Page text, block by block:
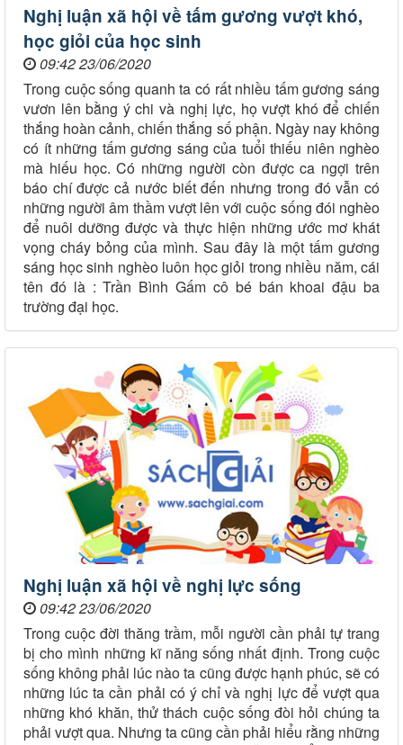
Nghị luận xã hội về tấm gương vượt khó,
học giỏi của học sinh
09:42 23/06/2020
Trong cuộc sống quanh ta có rất nhiều tấm gương sáng
vươn lên bằng ý chi và nghị lực, họ vượt khó để chiến
thắng hoàn cảnh, chiến thắng số phận. Ngày nay không
có ít những tấm gương sáng của tuổi thiếu niên nghèo
mà hiếu học. Có những người còn được ca ngợi trên
báo chí được cả nước biết đến nhưng trong đó vẫn có
những người âm thầm vượt lên với cuộc sống đói nghèo
để nuôi dưỡng được và thực hiện những ước mơ khát
vọng cháy bỏng của mình. Sau đây là một tấm gương
sáng học sinh nghèo luôn học giỏi trong nhiều năm, cái
tên đó là : Trần Bình Gấm cô bé bán khoai đậu ba
trường đại học.
Nghị luận xã hội về nghị lực sống
09:42 23/06/2020
Trong cuộc đời thăng trầm, mỗi người cần phải tự trang
bị cho mình những kĩ năng sống nhất định. Trong cuộc
sống không phải lúc nào ta cũng được hạnh phúc, sẽ có
những lúc ta cần phải có ý chỉ và nghị lực để vượt qua
những khó khăn, thử thách cuộc sống đòi hỏi chúng ta
phải vượt qua. Nhưng ta cũng cần phải hiểu rằng những